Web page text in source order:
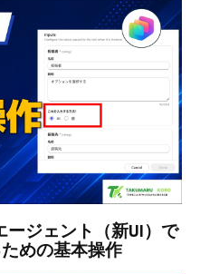
ージェント（新UI）で
めの基本操作